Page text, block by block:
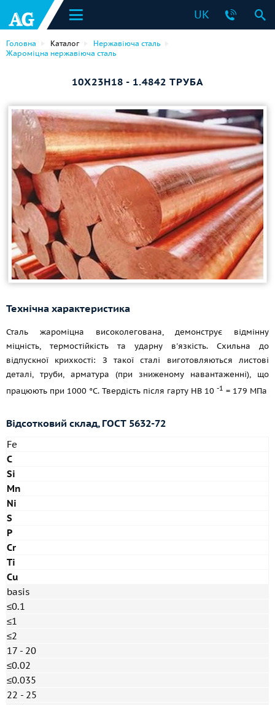
UK
Головна Каталог
Нержавіюча сталь
Жароміцна нержавіюча сталь
10Х23Н18 - 1.4842 ТРУБА
Технічна характеристика
Сталь жароміцна високолегована, демонструє відмінну
міцність, термостійкість та ударну в'язкість. Схильна до
відпускної крихкості: З такої сталі виготовляються листові
деталі, труби, арматура (при зниженому навантаженні), що
працюють при 1000 °C. Твердість після гарту HB 10 -1 = 179 МПа
Відсотковий склад, ГОСТ 5632-72
Fe
C
Si
Mn
Ni
S
P
Cr
Ti
Cu
basis
≤0.1
≤1
≤2
17 - 20
≤0.02
≤0.035
22 - 25